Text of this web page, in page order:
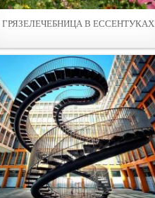
ГРЯЗЕЛЕЧЕБНИЦА В ЕССЕНТУКАХ